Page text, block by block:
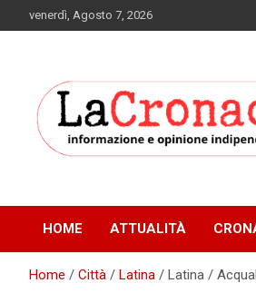
to
venerdì, Agosto 7, 2026
HOME ATTUALITÀ
Home Città Latina Latina /